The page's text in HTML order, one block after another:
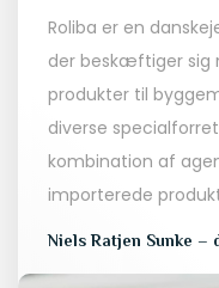
Roliba er en
der beskæftiger sig
produkter til
diverse
kombination af
importerede
Niels Ratjen Sunke –